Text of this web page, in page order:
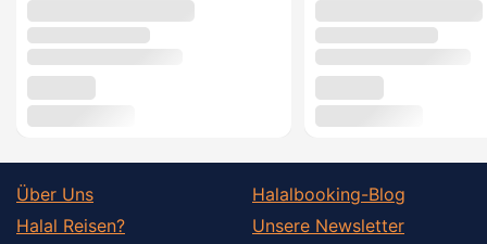
Über Uns
Halal Reisen?
Halalbooking-Blog
Unsere Newsletter